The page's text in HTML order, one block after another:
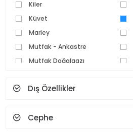
Kiler
Küvet
Marley
Mutfak - Ankastre
Mutfak Doğalgazı
Seramik Zemin
Şömine
Dış Özellikler
Cephe